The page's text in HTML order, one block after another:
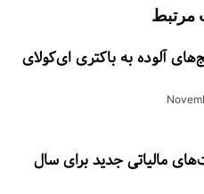
مرتبط
آلوده به باکتری ای‌کولای
مالیاتی جدید برای سال